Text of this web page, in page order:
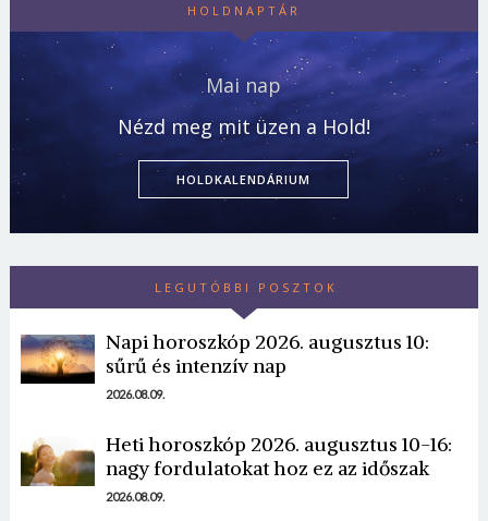
HOLDNAPTÁR
Mai nap
Nézd meg mit üzen a Hold!
HOLDKALENDÁRIUM
LEGUTÓBBI POSZTOK
Napi horoszkóp 2026. augusztus 10:
sűrű és intenzív nap
2026.08.09.
Heti horoszkóp 2026. augusztus 10-16:
nagy fordulatokat hoz ez az időszak
2026.08.09.
Borsonline bejelentkezés
E-mail cím vagy felhasználónév